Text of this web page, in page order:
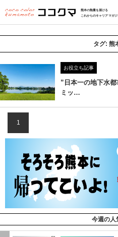
熊本の熱量を届ける
これからのキャリアマガジ
タグ: 熊
お役立ち記事
”日本一の地下水
ミッ…
1
今週の人